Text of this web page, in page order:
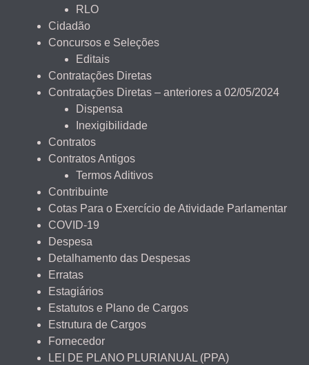
RLO
Cidadão
Concursos e Seleções
Editais
Contratações Diretas
Contratações Diretas – anteriores a 02/05/2024
Dispensa
Inexigibilidade
Contratos
Contratos Antigos
Termos Aditivos
Contribuinte
Cotas Para o Exercício de Atividade Parlamentar
COVID-19
Despesa
Detalhamento das Despesas
Erratas
Estagiários
Estatutos e Plano de Cargos
Estrutura de Cargos
Fornecedor
LEI DE PLANO PLURIANUAL (PPA)